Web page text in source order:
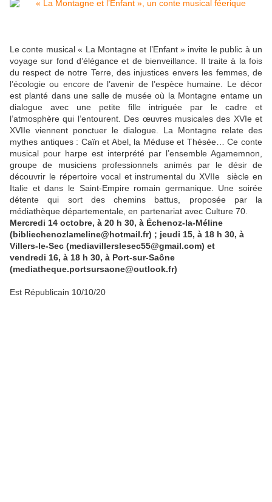
Le conte musical « La Montagne et l’Enfant » invite le public à un
voyage sur fond d’élégance et de bienveillance. Il traite à la fois
du respect de notre Terre, des injustices envers les femmes, de
l’écologie ou encore de l’avenir de l’espèce humaine. Le décor
est planté dans une salle de musée où la Montagne entame un
dialogue avec une petite fille intriguée par le cadre et
l’atmosphère qui l’entourent. Des œuvres musicales des XVIeet
XVIIe viennent ponctuer le dialogue. La Montagne relate des
mythes antiques : Caïn et Abel, la Méduse et Thésée… Ce conte
musical pour harpe est interprété par l’ensemble Agamemnon,
groupe de musiciens professionnels animés par le désir de
découvrir le répertoire vocal et instrumental du XVIIe siècle en
Italie et dans le Saint-Empire romain germanique. Une soirée
détente qui sort des chemins battus, proposée par la
médiathèque départementale, en partenariat avec Culture 70.
Mercredi 14 octobre, à 20 h 30, à Échenoz-la-Méline
(bibliechenozlameline@hotmail.fr) ; jeudi 15, à 18 h 30, à
Villers-le-Sec (mediavillerslesec55@gmail.com) et
vendredi 16, à 18 h 30, à Port-sur-Saône
(mediatheque.portsursaone@outlook.fr)
Est Républicain 10/10/20